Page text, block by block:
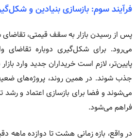
فرآیند سوم: بازسازی بنیادین و
پس از رسیدن بازار به سقف قیمتی، تقاضای
می‌رود. برای شکل‌گیری دوباره تقاضای
پایین‌تر، لازم است خریداران جدید وارد
جذب شوند. در همین روند، پروژه‌های
می‌شوند و فضا برای بازسازی اعتماد و
فراهم می‌شود.
در واقع، بازه زمانی هشت تا دوازده ماهه